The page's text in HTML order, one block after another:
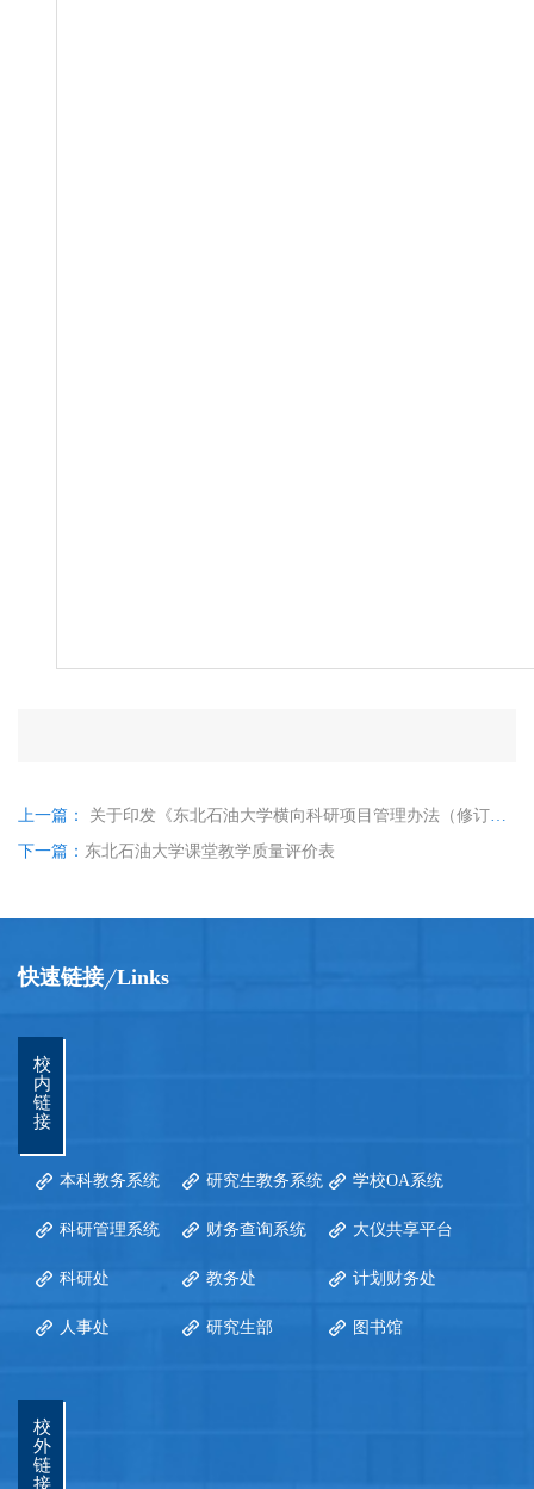
上一篇： 关于印发《东北石油大学横向科研项目管理办法（修订）》的通知
下一篇： 东北石油大学课堂教学质量评价表
快速链接 Links
校
内
链
接
本科教务系统 研究生教务系统 学校OA系统
科研管理系统 财务查询系统 大仪共享平台
科研处 教务处 计划财务处
人事处 研究生部 图书馆
校
外
链
接